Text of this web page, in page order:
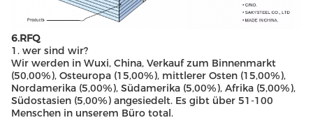
6.RFQ
1. wer sind wir?
Wir werden in Wuxi, China, Verkauf zum Binnenmarkt
(50,00%), Osteuropa (15,00%), mittlerer Osten (15,00%),
Nordamerika (5,00%), Südamerika (5,00%), Afrika (5,00%),
Südostasien (5,00%) angesiedelt. Es gibt über 51-100
Menschen in unserem Büro total.